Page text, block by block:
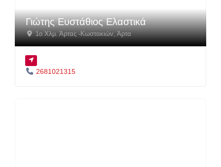
Γιώτης Ευστάθιος Ελαστικά
1ο Χλμ. Άρτας -Κωστακιών,Άρτα
2681021315